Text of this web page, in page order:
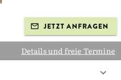
JETZT ANFRAGEN
Details und freie Termine